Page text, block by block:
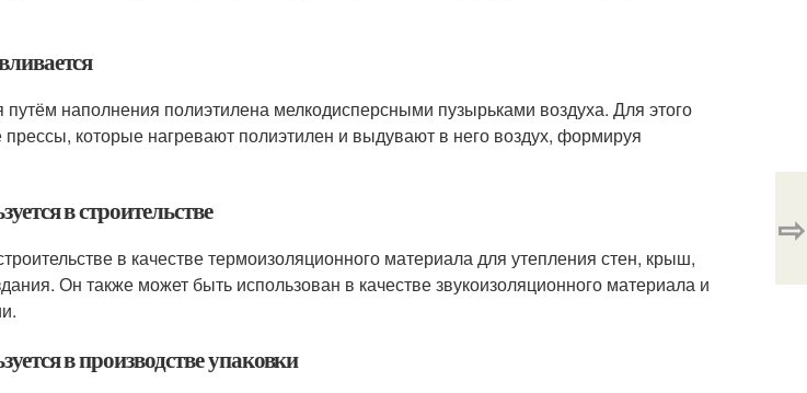
путём наполнения полиэтилена мелкодисперсными пузырьками воздуха. Для этого
которые нагревают полиэтилен и выдувают в него воздух, формируя
в строительстве
в качестве термоизоляционного материала для утепления стен, крыш,
Он также может быть использован в качестве звукоизоляционного материала и
в производстве упаковки
⇨